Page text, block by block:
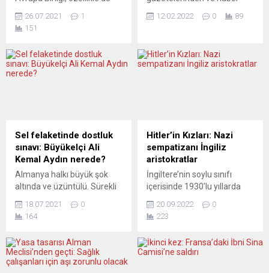
sorunundan endişeli. Çok
endişeli. O nedenle
AB’ye ulaşmaması ve
Türkiye’de kalması için her
Şu anda Avusturya-Türkiye
ilişkileri düzelir gibi bir hava
veriyor. Böyle gözükmesinin
nedeni AB’nin, başta...
26.07.2021
1
151
kuruluşunun 30’uncu yılı
Federal Almanya’da Yeni
Posta gazetesi bağımsız,
tarafından, kuruluşunun
30’uncu yılı nedeniyle
gazeteye siyaset, kültür
12.02.2022 0 89
Sel felaketinde dostluk
sınavı: Büyükelçi Ali
Kemal Aydın nerede?
Almanya halkı büyük şok
altında ve üzüntülü. Sürekli
yüzlerce kayıp insan. Yıkılan
evler, sulara gömülen ya da
altında kalan işyerleri…
Ülkenin batısı mahşer yeri…
18.07.2021
0
164
Hitler’in Kızları: Nazi
sempatizanı İngiliz
aristokratlar
İngiltere’nin soylu sınıfı
içerisinde 1930’lu yıllarda
Bazı dük ve kontlar toplama
kampı ziyaret etmek
Elizabeth ise Nazi selamı
20.09.2022
0
223